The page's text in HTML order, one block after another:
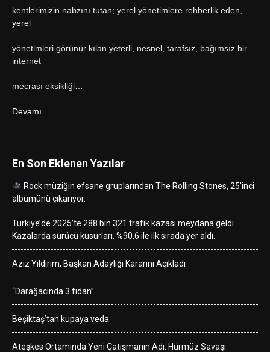
kentlerimizin nabzını tutan; yerel yönetimlere rehberlik eden,
yerel
yönetimleri görünür kılan yeterli, nesnel, tarafsız, bağımsız bir
internet
mecrası eksikliği…
Devamı…
En Son Eklenen Yazılar
Rock müziğin efsane gruplarından The Rolling Stones, 25’inci
albümünü çıkarıyor.
Türkiye’de 2025’te 288 bin 321 trafik kazası meydana geldi.
Kazalarda sürücü kusurları, %90,6 ile ilk sırada yer aldı.
Aziz Yıldırım, Başkan Adaylığı Kararını Açıkladı
“Darağacında 3 fidan”
Beşiktaş’tan kupaya veda
Ateşkes Ortamında Yeni Çatışmanın Adı: Hürmüz Savaşı